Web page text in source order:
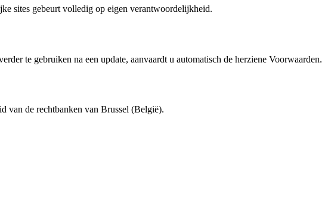
sites gebeurt volledig op eigen verantwoordelijkheid.
te gebruiken na een update, aanvaardt u automatisch de herziene Voorwaarden.
van de rechtbanken van Brussel (België).